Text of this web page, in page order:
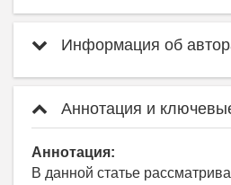
Информация об
Аннотация и
Аннотация:
В данной статье